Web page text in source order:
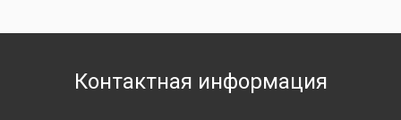
Контактная информация